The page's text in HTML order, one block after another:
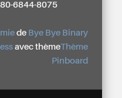
6844-8075
de Bye Bye Binary
avec thèmeThème
Pinboard